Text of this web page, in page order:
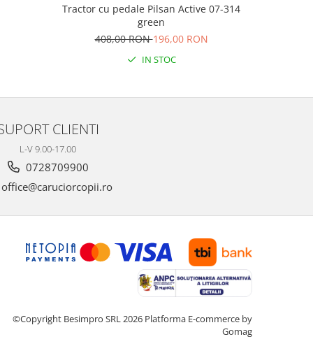
Tractor cu pedale Pilsan Active 07-314
green
408,00 RON196,00 RON
IN STOC
CLIENTI
L-V 9.00-17.00
0728709900
©Copyright Besimpro SRL 2026 Platforma E-commerce by
Gomag